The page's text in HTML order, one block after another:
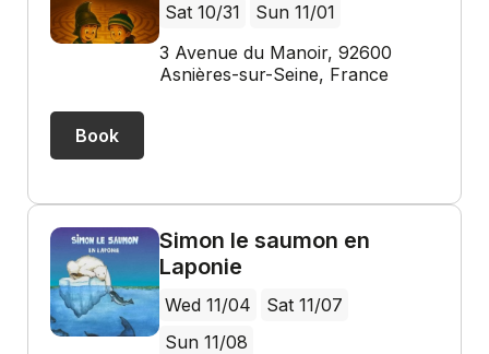
Sat 10/31
Sun 11/01
3 Avenue du Manoir, 92600
Asnières-sur-Seine, France
Book
Simon le saumon en
Laponie
Wed 11/04
Sat 11/07
Sun 11/08